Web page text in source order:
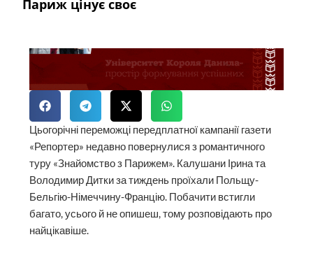
Париж цінує своє
Цьогорічні переможці передплатної кампанії газети
«Репортер» недавно повернулися з романтичного
туру «Знайомство з Парижем». Калушани Ірина та
Володимир Дитки за тиждень проїхали Польщу-
Бельгію-Німеччину-Францію. Побачити встигли
багато, усього й не опишеш, тому розповідають про
найцікавіше.